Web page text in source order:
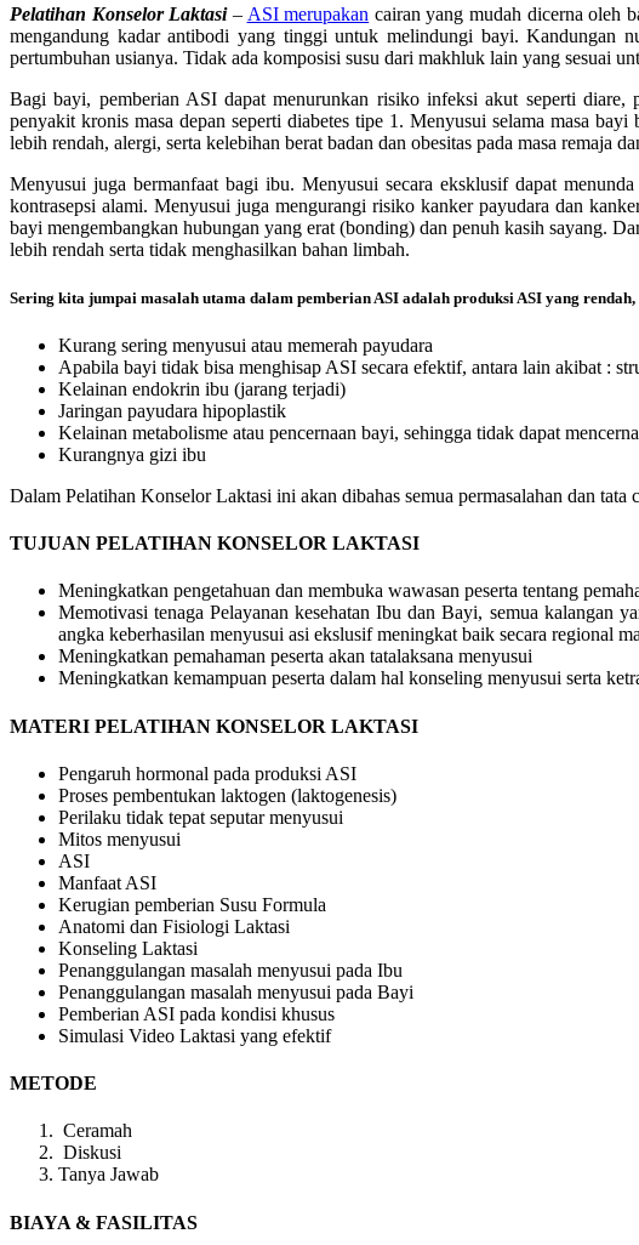
Pelatihan Konselor Laktasi– ASI merupakan cairan yang mudah dicerna oleh
mengandung kadar antibodi yang tinggi untuk melindungi bayi. Kandungan
pertumbuhan usianya. Tidak ada komposisi susu dari makhluk lain yang sesuai
Bagi bayi, pemberian ASI dapat menurunkan risiko infeksi akut seperti
penyakit kronis masa depan seperti diabetes tipe 1. Menyusui selama masa
lebih rendah, alergi, serta kelebihan berat badan dan obesitas pada masa remaja
Menyusui juga bermanfaat bagi ibu. Menyusui secara eksklusif dapat
kontrasepsi alami. Menyusui juga mengurangi risiko kanker payudara dan
bayi mengembangkan hubungan yang erat (bonding) dan penuh kasih sayang.
lebih rendah serta tidak menghasilkan bahan limbah.
Sering kita jumpai masalah utama dalam pemberian ASI adalah produksi ASI yang
Kurang sering menyusui atau memerah payudara
Apabila bayi tidak bisa menghisap ASI secara efektif, antara lain akibat :
Kelainan endokrin ibu (jarang terjadi)
Jaringan payudara hipoplastik
Kelainan metabolisme atau pencernaan bayi, sehingga tidak dapat
Kurangnya gizi ibu
Dalam Pelatihan Konselor Laktasi ini akan dibahas semua permasalahan dan
TUJUAN PELATIHAN KONSELOR LAKTASI
Meningkatkan pengetahuan dan membuka wawasan peserta tentang
Memotivasi tenaga Pelayanan kesehatan Ibu dan Bayi, semua kalangan
angka keberhasilan menyusui asi ekslusif meningkat baik secara regional
Meningkatkan pemahaman peserta akan tatalaksana menyusui
Meningkatkan kemampuan peserta dalam hal konseling menyusui serta
MATERI PELATIHAN KONSELOR LAKTASI
Pengaruh hormonal pada produksi ASI
Proses pembentukan laktogen (laktogenesis)
Perilaku tidak tepat seputar menyusui
Mitos menyusui
ASI
Manfaat ASI
Kerugian pemberian Susu Formula
Anatomi dan Fisiologi Laktasi
Konseling Laktasi
Penanggulangan masalah menyusui pada Ibu
Penanggulangan masalah menyusui pada Bayi
Pemberian ASI pada kondisi khusus
Simulasi Video Laktasi yang efektif
METODE
Ceramah
Diskusi
Tanya Jawab
BIAYA & FASILITAS